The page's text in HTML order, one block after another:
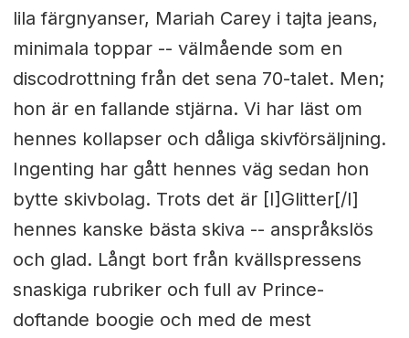
lila färgnyanser, Mariah Carey i tajta jeans,
minimala toppar -- välmående som en
discodrottning från det sena 70-talet. Men;
hon är en fallande stjärna. Vi har läst om
hennes kollapser och dåliga skivförsäljning.
Ingenting har gått hennes väg sedan hon
bytte skivbolag. Trots det är [I]Glitter[/I]
hennes kanske bästa skiva -- anspråkslös
och glad. Långt bort från kvällspressens
snaskiga rubriker och full av Prince-
doftande boogie och med de mest